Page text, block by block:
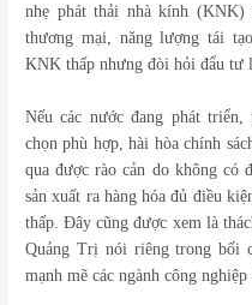
nhẹ phát thải nhà kính
thương mại, năng lượng tái
KNK thấp nhưng đòi hỏi đẩu tư
Nếu các nước đang phát
chọn phù hợp, hài hòa chính
qua được rào cản do không có
sản xuất ra hàng hóa đủ điều
thấp. Đây cũng được xem là
Quảng Trị nói riêng trong bối
mạnh mẽ các ngành công